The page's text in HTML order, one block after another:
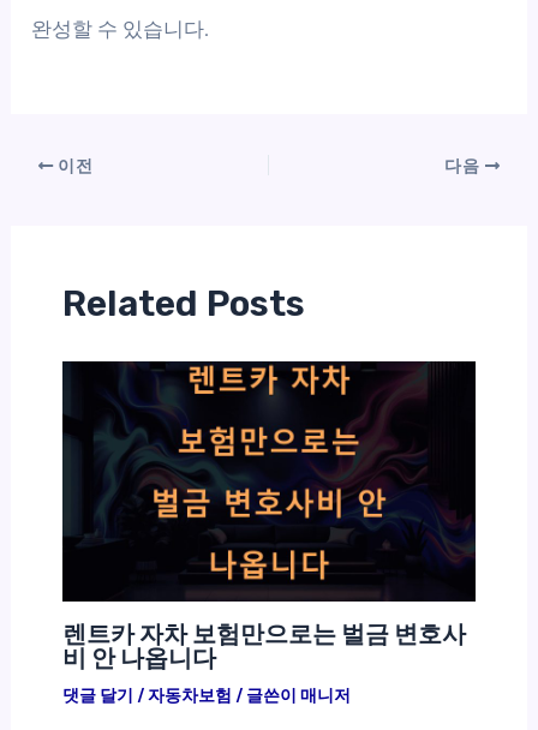
완성할 수 있습니다.
이전 다음
Related Posts
렌트카 자차 보험만으로는 벌금 변호사
비 안 나옵니다
댓글 달기 /자동차보험 / 글쓴이 매니저